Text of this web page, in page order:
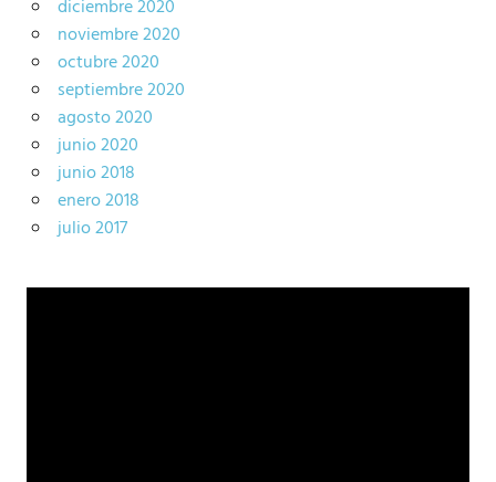
diciembre 2020
noviembre 2020
octubre 2020
septiembre 2020
agosto 2020
junio 2020
junio 2018
enero 2018
julio 2017